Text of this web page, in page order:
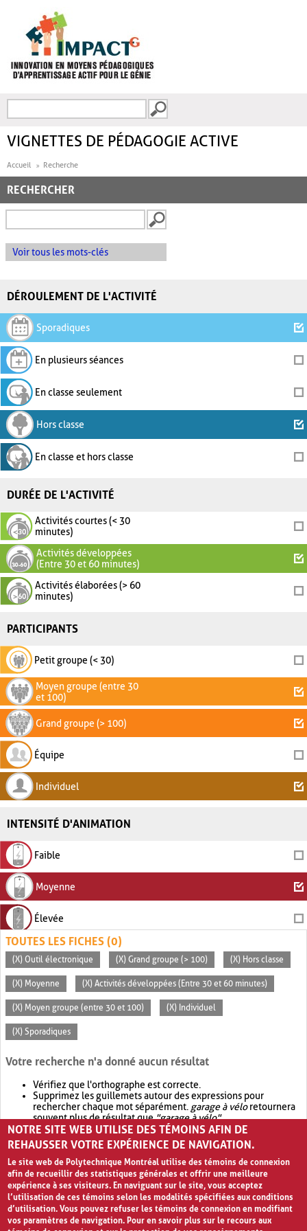
FORMULAIRE DE
VIGNETTES DE PÉDAGOGIE ACTIVE
Accueil Recherche
RECHERCHER
Voir tous les mots-clés
DÉROULEMENT DE L'ACTIVITÉ
Sporadiques
En plusieurs séances
En classe seulement
Hors classe
En classe et hors classe
DURÉE DE L'ACTIVITÉ
Activités courtes (< 30
minutes)
Activités développées
(Entre 30 et 60 minutes)
Activités élaborées (> 60
minutes)
PARTICIPANTS
Petit groupe (< 30)
Moyen groupe (entre 30
et 100)
Grand groupe (> 100)
Équipe
Individuel
INTENSITÉ D'ANIMATION
Faible
Moyenne
Élevée
TOUTES LES FICHES (0)
(X) Outil électronique (X) Grand groupe (> 100) (X) Hors classe
(X) Moyenne (X) Activités développées (Entre 30 et 60 minutes)
(X) Moyen groupe (entre 30 et 100) (X) Individuel
(X) Sporadiques
Votre recherche n'a donné aucun résultat
Vérifiez que l'orthographe est correcte.
Supprimez les guillemets autour des expressions pour
rechercher chaque mot séparément. garage à véloretournera
souvent plus de résultat que"garage à vélo".
Envisagez d'élargir votre recherche avec OR.garage OR vélo
retournera souvent plus de résultat quegarage à vélo
NOTRE SITE WEB UTILISE DES TÉMOINS AFIN DE
REHAUSSER VOTRE EXPÉRIENCE DE NAVIGATION.
Le site web de Polytechnique Montréal utilise des témoins de connexion
afin de recueillir des statistiques générales et offrir une meilleure
expérience à ses visiteurs. En naviguant sur le site, vous acceptez
l’utilisation de ces témoins selon les modalités spécifiées aux conditions
d’utilisation. Vous pouvez refuser les témoins de connexion en modifiant
vos paramètres de navigation. Pour en savoir plus sur le recours aux